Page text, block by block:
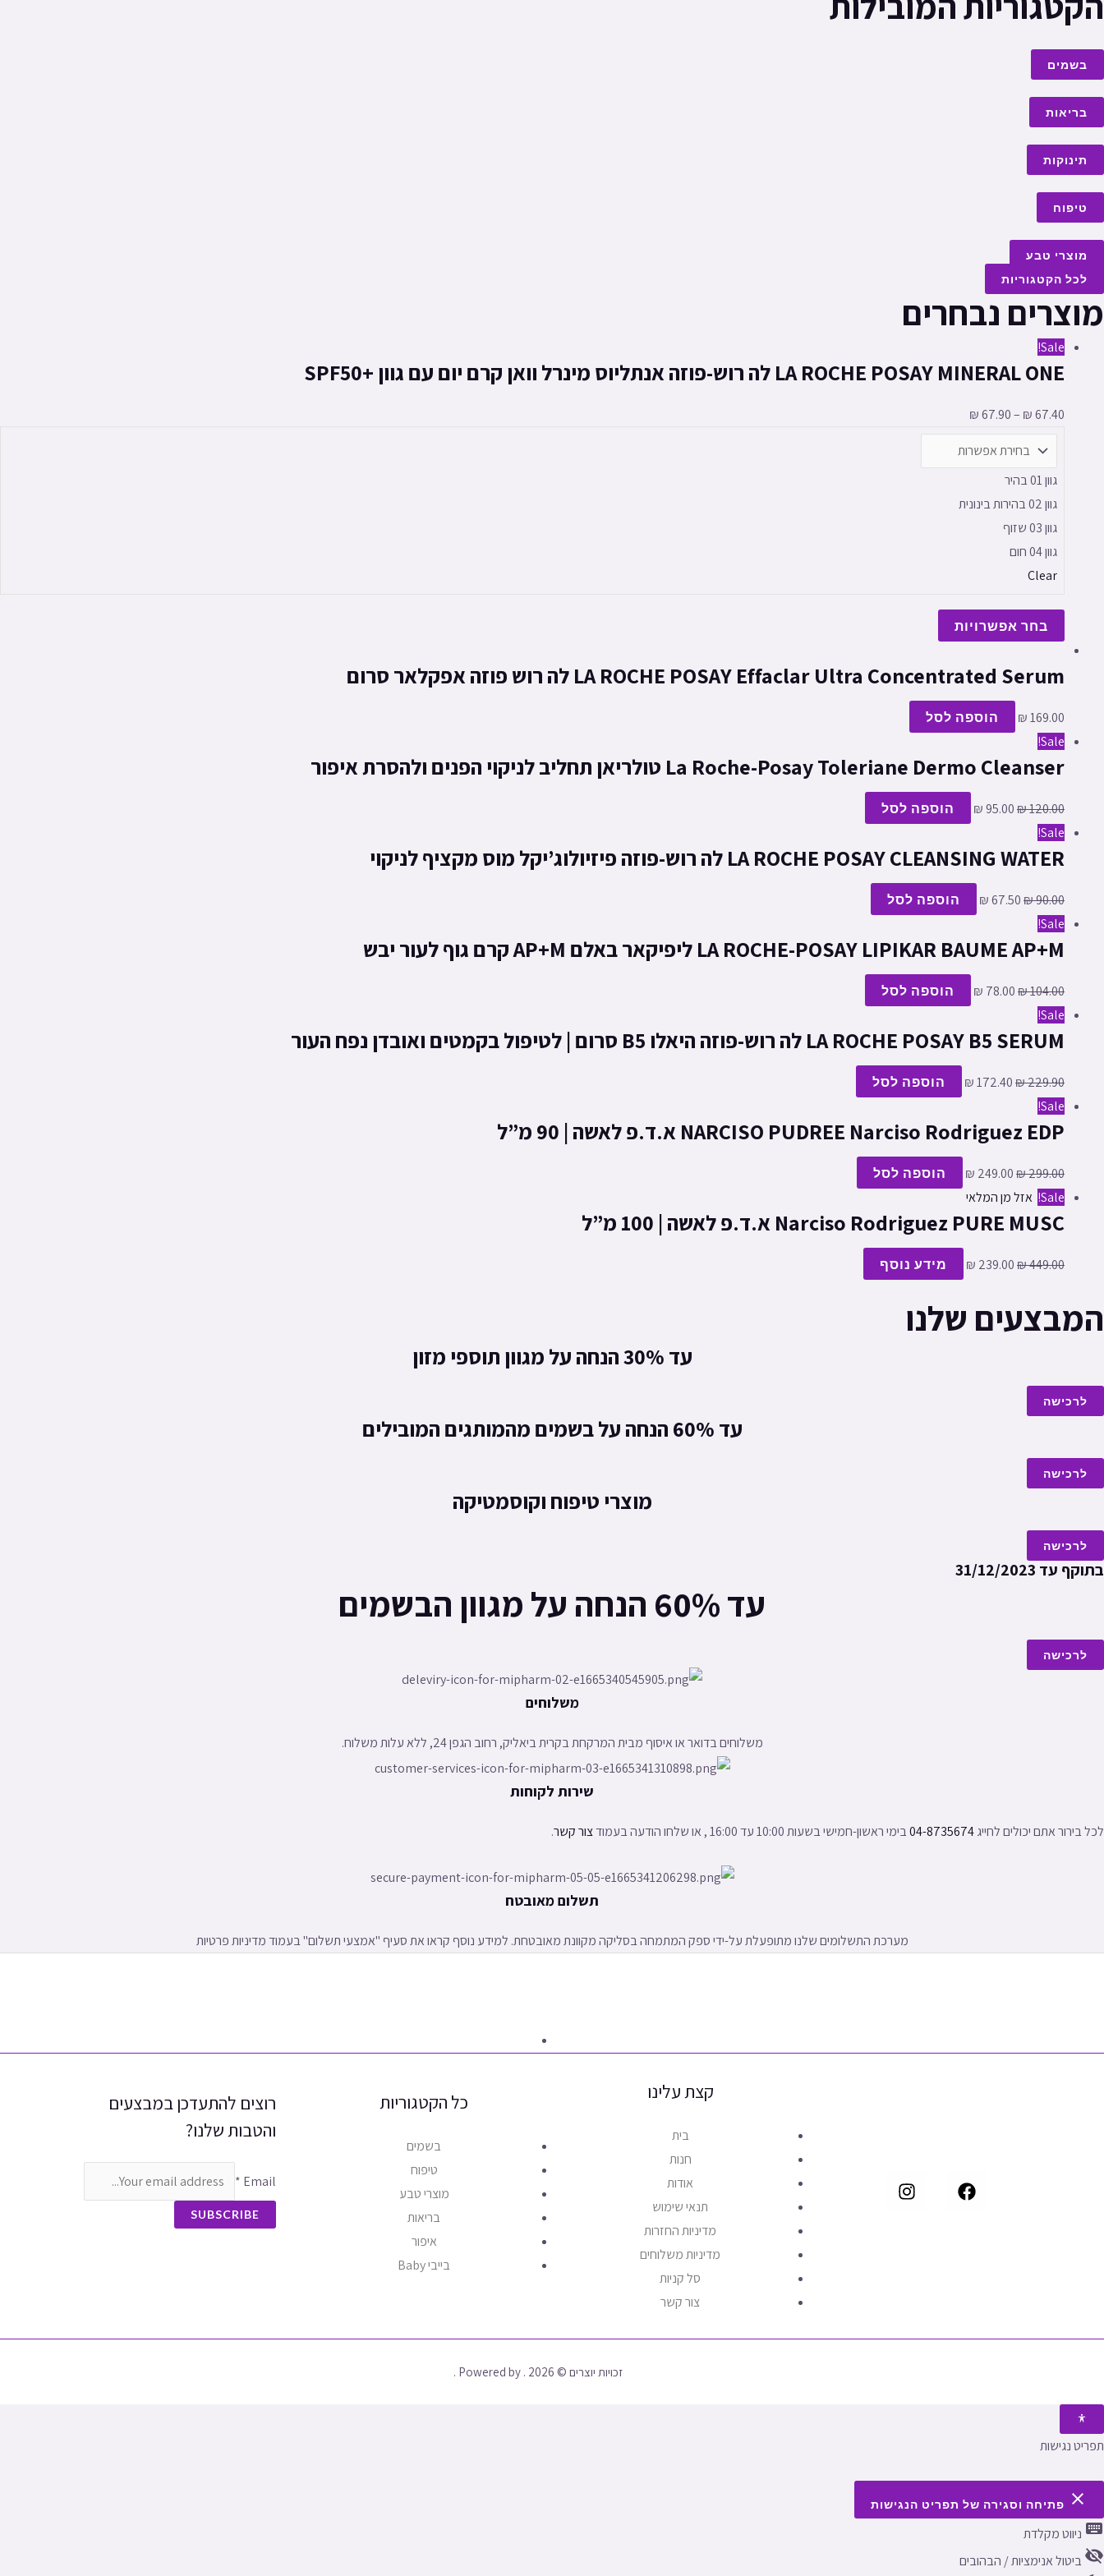
בשמים
בריאות
תינוקות
טיפוח
מוצרי טבע
לכל הקטגוריות
מוצרים נבחרים
Sale!
LA ROCHE POSAY MINERAL ONE לה רוש-פוזה אנתליוס מינרל וואן קרם יום עם גוון +SPF50
₪67.40
–
₪67.90
גוון 01 בהיר
גוון 02 בהירות בינונית
גוון 03 שזוף
גוון 04 חום
Clear
בחר אפשרויות
LA ROCHE POSAY Effaclar Ultra Concentrated Serum לה רוש פוזה אפקלאר סרום
₪169.00 הוספה לסל
Sale!
La Roche-Posay Toleriane Dermo Cleanser טולריאן תחליב לניקוי הפנים ולהסרת איפור
₪120.00
₪95.00 הוספה לסל
Sale!
LA ROCHE POSAY CLEANSING WATER לה רוש-פוזה פיזיולוג’יקל מוס מקציף לניקוי
₪90.00
₪67.50 הוספה לסל
Sale!
LA ROCHE-POSAY LIPIKAR BAUME AP+M ליפיקאר באלם AP+M קרם גוף לעור יבש
₪104.00
₪ 78.00 הוספה לסל
Sale!
LA ROCHE POSAY B5 SERUM לה רוש-פוזה היאלו B5 סרום | לטיפול בקמטים ואובדן נפח העור
₪229.90
₪172.40 הוספה לסל
Sale!
NARCISO PUDREE Narciso Rodriguez EDP א.ד.פ לאשה | 90 מ”ל
₪299.00
₪ 249.00 הוספה לסל
Sale! אזל מן המלאי
Narciso Rodriguez PURE MUSC א.ד.פ לאשה | 100 מ”ל
₪449.00
₪ 239.00 מידע נוסף
המבצעים שלנו
עד 30% הנחה על מגוון תוספי מזון
לרכישה
עד 60% הנחה על בשמים מהמותגים המובילים
לרכישה
מוצרי טיפוח וקוסמטיקה
לרכישה
בתוקף עד 31/12/2023
עד 60% הנחה על מגוון הבשמים
לרכישה
משלוחים
משלוחים בדואר או איסוף מבית המרקחת בקרית ביאליק, רחוב הגפן 24, ללא עלות משלוח.
שירות לקוחות
לכל בירור אתם יכולים לחייג 04-8735674 בימי ראשון-חמישי בשעות 10:00 עד 16:00 , או שלחו הודעה בעמוד צור קשר.
תשלום מאובטח
מערכת התשלומים שלנו מתופעלת על-ידי ספק המתמחה בסליקה מקוונת מאובטחת. למידע נוסף קראו את סעיף "אמצעי תשלום" בעמוד מדיניות פרטיות
קצת עלינו
בית
חנות
אודות
תנאי שימוש
מדיניות החזרות
מדיניות משלוחים
סל קניות
צור קשר
כל הקטגוריות
בשמים
טיפוח
מוצרי טבע
בריאות
איפור
בייבי Baby
רוצים להתעדכן במבצעים
והטבות שלנו?
Email
*
SUBSCRIBE
זכויות יוצרים © 2026 . Powered by .
תפריט נגישות
close פתיחה וסגירה של תפריט הנגישות
keyboard ניווט מקלדת
visibility_offביטול אנימציות / הבהובים